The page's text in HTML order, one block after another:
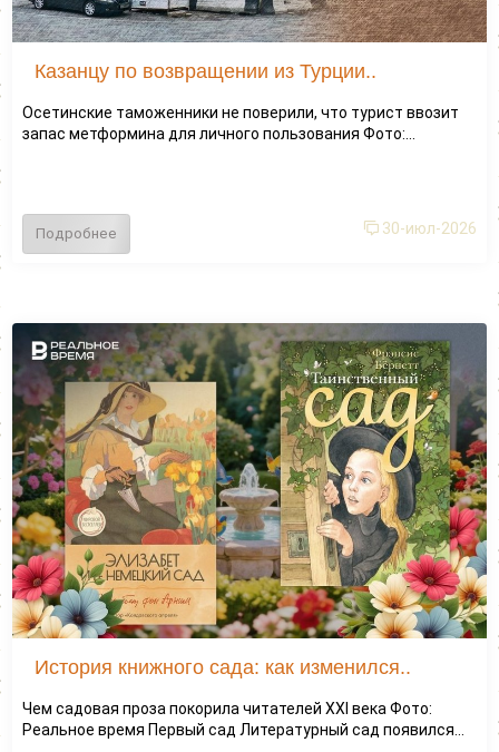
Казанцу по возвращении из Турции..
Осетинские таможенники не поверили, что турист ввозит
запас метформина для личного пользования Фото:...
Подробнее 30-июл-2026
История книжного сада: как изменился..
Чем садовая проза покорила читателей XXI века Фото:
Реальное время Первый сад Литературный сад появился...